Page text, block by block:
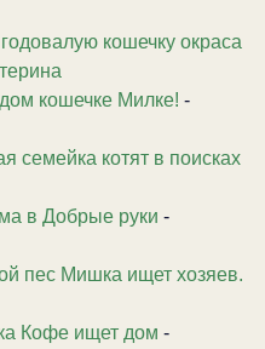
кошечку окраса
кошечке Милке! -
семейка котят в поисках
в Добрые руки -
пес Мишка ищет хозяев.
Кофе ищет дом -